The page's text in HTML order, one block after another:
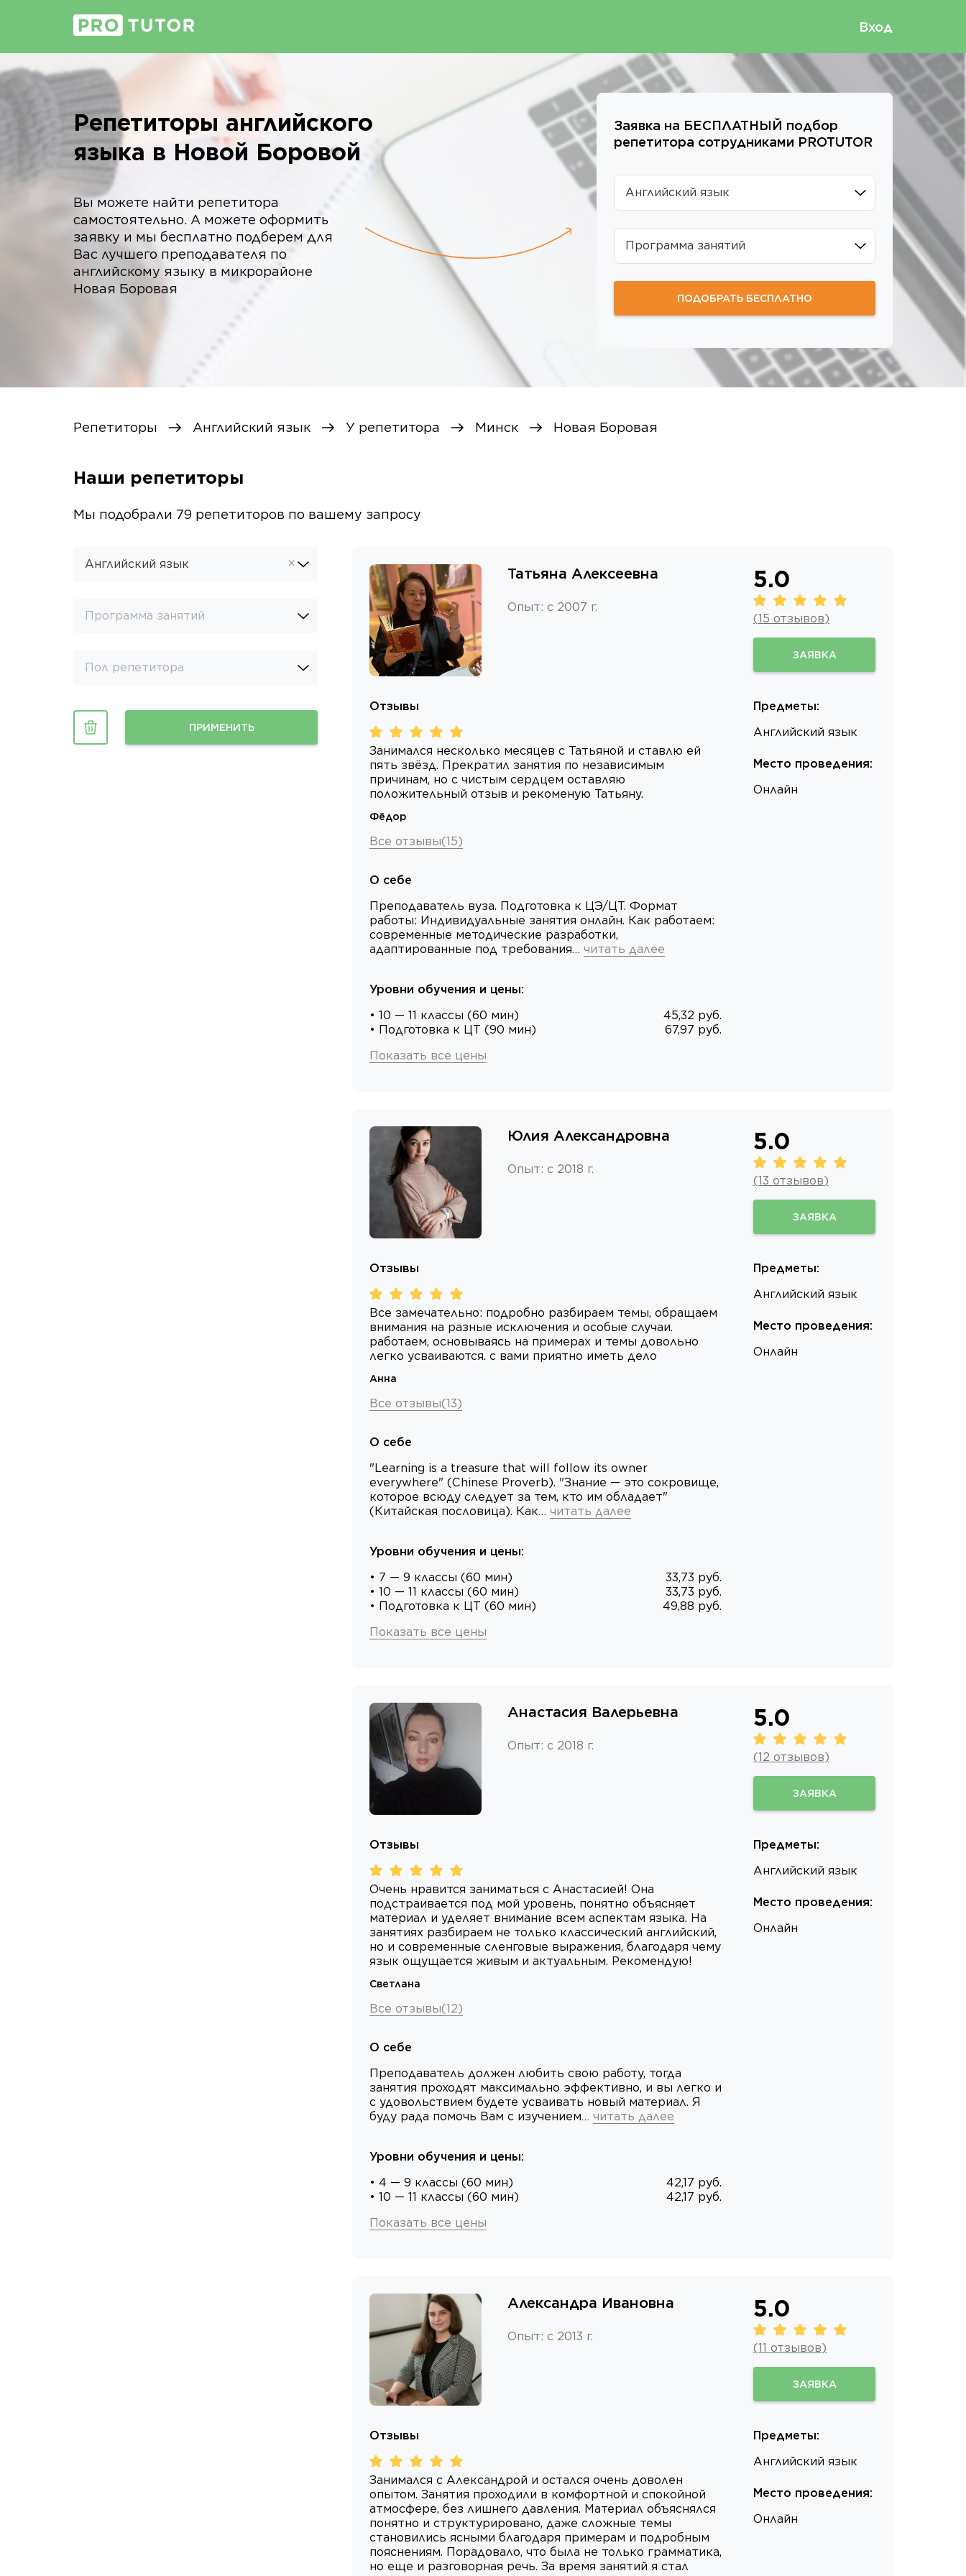
Вход
Репетиторы английского
языка в Новой Боровой
Вы можете найти репетитора
самостоятельно. А можете оформить
заявку и мы бесплатно подберем для
Вас лучшего преподавателя по
английскому языку в микрорайоне
Новая Боровая
Заявка на БЕСПЛАТНЫЙ подбор
репетитора сотрудниками PROTUTOR
Английский язык
Программа занятий
ПОДОБРАТЬ БЕСПЛАТНО
Репетиторы Английский язык У репетитора Минск Новая Боровая
Наши репетиторы
Мы подобрали 79 репетиторов по вашему запросу
Английский язык ×
Программа занятий
Пол репетитора
ПРИМЕНИТЬ
Татьяна Алексеевна
Опыт: с 2007 г.
5.0
(15 отзывов)
ЗАЯВКА
Отзывы
Занимался несколько месяцев с Татьяной и ставлю ей
пять звёзд. Прекратил занятия по независимым
причинам, но с чистым сердцем оставляю
положительный отзыв и рекоменую Татьяну.
Фёдор
Все отзывы(15)
О себе
Преподаватель вуза. Подготовка к ЦЭ/ЦТ. Формат
работы: Индивидуальные занятия онлайн. Как работаем:
современные методические разработки,
адаптированные под требования… читать далее
Предметы:
Английский язык
Место проведения:
Онлайн
Уровни обучения и цены:
• 10 — 11 классы (60 мин)
45,32 руб.
• Подготовка к ЦТ (90 мин)
67,97 руб.
Показать все цены
Юлия Александровна
Опыт: с 2018 г.
5.0
(13 отзывов)
ЗАЯВКА
Отзывы
Все замечательно: подробно разбираем темы, обращаем
внимания на разные исключения и особые случаи.
работаем, основываясь на примерах и темы довольно
легко усваиваются. с вами приятно иметь дело
Анна
Все отзывы(13)
О себе
"Learning is a treasure that will follow its owner
everywhere" (Chinese Proverb). "Знание — это сокровище,
которое всюду следует за тем, кто им обладает"
(Китайская пословица). Как… читать далее
Предметы:
Английский язык
Место проведения:
Онлайн
Уровни обучения и цены:
• 7 — 9 классы (60 мин)
33,73 руб.
• 10 — 11 классы (60 мин)
33,73 руб.
• Подготовка к ЦТ (60 мин)
49,88 руб.
Показать все цены
Анастасия Валерьевна
Опыт: с 2018 г.
5.0
(12 отзывов)
ЗАЯВКА
Отзывы
Очень нравится заниматься с Анастасией! Она
подстраивается под мой уровень, понятно объясняет
материал и уделяет внимание всем аспектам языка. На
занятиях разбираем не только классический английский,
но и современные сленговые выражения, благодаря чему
язык ощущается живым и актуальным. Рекомендую!
Светлана
Все отзывы(12)
О себе
Преподаватель должен любить свою работу, тогда
занятия проходят максимально эффективно, и вы легко и
с удовольствием будете усваивать новый материал. Я
буду рада помочь Вам с изучением… читать далее
Предметы:
Английский язык
Место проведения:
Онлайн
Уровни обучения и цены:
• 4 — 9 классы (60 мин)
42,17 руб.
• 10 — 11 классы (60 мин)
42,17 руб.
Показать все цены
Александра Ивановна
Опыт: с 2013 г.
5.0
(11 отзывов)
ЗАЯВКА
Отзывы
Занимался с Александрой и остался очень доволен
опытом. Занятия проходили в комфортной и спокойной
атмосфере, без лишнего давления. Материал объяснялся
понятно и структурировано, даже сложные темы
становились ясными благодаря примерам и подробным
пояснениям. Порадовало, что была не только грамматика,
но еще и разговорная речь. За время занятий я стал
Предметы:
Английский язык
Место проведения:
Онлайн